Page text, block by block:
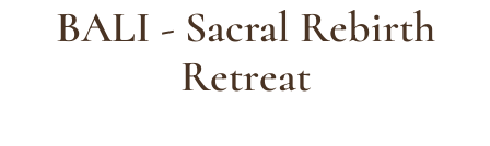
BALI - Sacral Rebirth
Retreat